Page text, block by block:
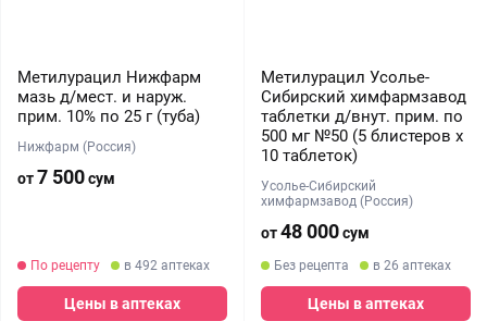
Метилурацил Нижфарм
мазь д/мест. и наруж.
прим. 10% по 25 г (туба)
Нижфарм (Россия)
от7 500сум
По рецепту в 492 аптеках
Цены в аптеках
Метилурацил Усолье-
Сибирский химфармзавод
таблетки д/внут. прим. по
500 мг №50 (5 блистеров х
10 таблеток)
Усолье-Сибирский
химфармзавод (Россия)
от48 000сум
Без рецепта в 26 аптеках
Цены в аптеках